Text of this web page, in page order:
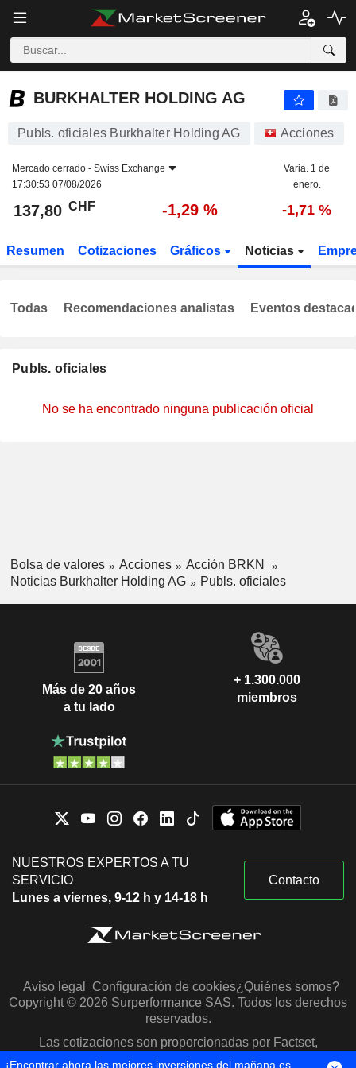
BURKHALTER HOLDING AG
Publs. oficiales Burkhalter Holding AG Acciones
Mercado cerrado - Swiss Exchange
17:30:53 07/08/2026
Varia. 1 de
enero.
137,80 CHF -1,29 % -1,71 %
Resumen Cotizaciones Gráficos Noticias
Publs. oficiales
No se ha encontrado ninguna publicación oficial
Todas Recomendaciones analistas Eventos
Bolsa de valores Acciones
Acción BRKN
Noticias Burkhalter Holding AG
Publs. oficiales
Más de 20 años
a tu lado
+ 1.300.000
miembros
NUESTROS EXPERTOS A TU
SERVICIO
Lunes a viernes, 9-12 h y 14-18 h
Contacto
Aviso legal Configuración de cookies¿Quiénes somos?
Copyright © 2026 Surperformance SAS. Todos los derechos
reservados.
Las cotizaciones son proporcionadas por Factset,
Morningstar y S&P Capital IQ
¡Encontrar ahora las mejores inversiones del mañana es